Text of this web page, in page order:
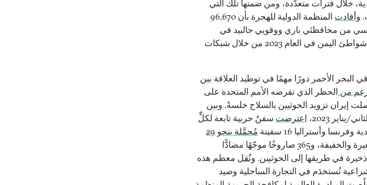
خلال فترات متعدّدة، ومن ضمنها تلك التي
وأفادت
المنظمة الدولية للهجرة بأن 96,670
من محافظتَي باري ووقويي جالبيد في
الصومال عبر خليج عدن إلى شواطئ اليمن في العام 2023 من خلال شبكات
البحر الأحمر دورًا مهمًا في توطيد العلاقة بين
من الحظر الذي تفرضه الأمم المتحدة على
إيران تزويد الحوثيين بالسلاح خلسةً. وبين
اعترضت سفنٌ حربية تابعة لكلٍّ
وأستراليا 16 سفينة
مُحمَّلة بنحو 29
ألف قطعة من الأسلحة الصغيرة والخفيفة، و365 صاروخًا موجّهًا مضادًّا
ونُقل معظم هذه
تُستخدَم في التجارة الساحلية وصيد